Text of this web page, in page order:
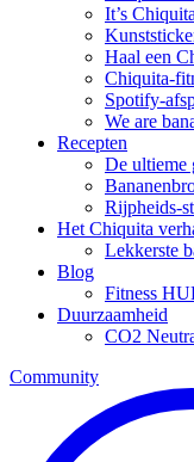
It’s
Haal een
Chiquita-
Spotify-
We are
Recepten
De ultieme
Rijpheids-
Het Chiquita
Lekkerste
Blog
Fitness
Duurzaamheid
CO2
Community